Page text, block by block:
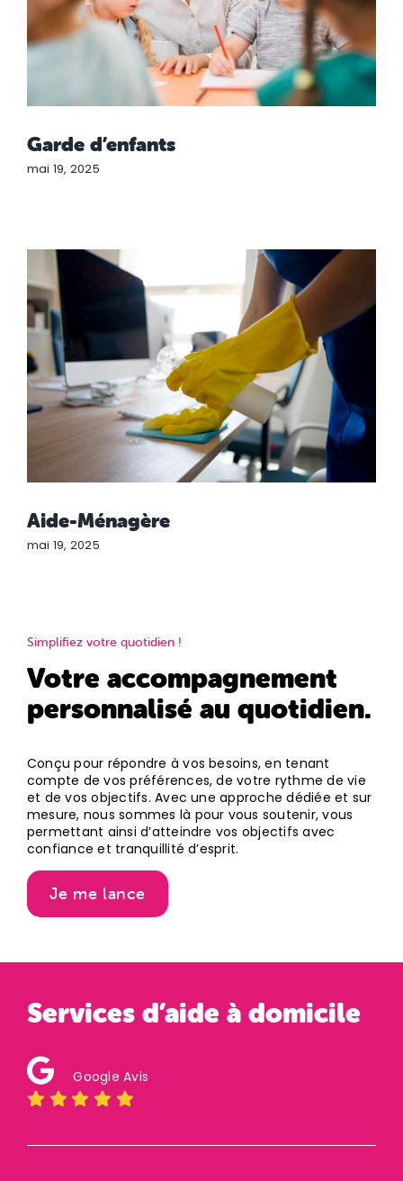
Garde d’enfants
mai 19, 2025
Aide-Ménagère
mai 19, 2025
Simplifiez votre quotidien !
Votre accompagnement
personnalisé au quotidien.
Conçu pour répondre à vos besoins, en tenant
compte de vos préférences, de votre rythme de vie
et de vos objectifs. Avec une approche dédiée et sur
mesure, nous sommes là pour vous soutenir, vous
permettant ainsi d’atteindre vos objectifs avec
confiance et tranquillité d’esprit.
Je me lance
Services d’aide à domicile
Google Avis